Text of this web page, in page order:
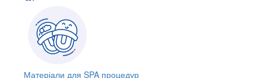
Матеріали для SPA процедур